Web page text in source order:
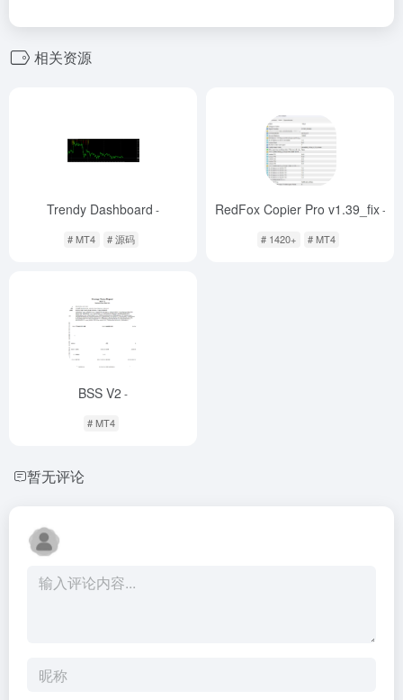
相关资源
Trendy Dashboard -
# MT4 # 源码
RedFox Copier Pro v1.39_fix-
# 1420+ # MT4
BSS V2 -
# MT4
暂无评论